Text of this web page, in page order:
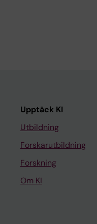
Upptäck KI
Utbildning
Forskarutbildning
Forskning
Om KI